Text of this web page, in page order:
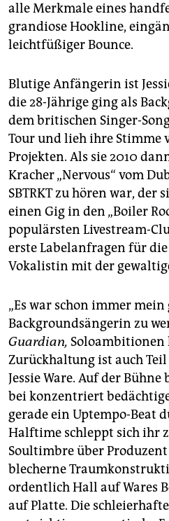
alle Merkmale eines
grandiose Hookline,
leichtfüßiger Bounce.
Blutige Anfängerin ist
die 28-Jährige ging als
dem britischen Singer-
Tour und lieh ihre Stimme
Projekten. Als sie 2010
Kracher „Nervous“ vom
SBTRKT zu hören war, der
einen Gig in den „Boiler
populärsten Livestream-
erste Labelanfragen für
Vokalistin mit der
„Es war schon immer
Backgroundsängerin zu
Guardian, Soloambitionen
Zurückhaltung ist auch
Jessie Ware. Auf der Bühne
bei konzentriert
gerade ein Uptempo-Beat
Halftime schleppt sich ihr
Soultimbre über Produzent
blecherne
ordentlich Hall auf Wares
auf Platte. Die